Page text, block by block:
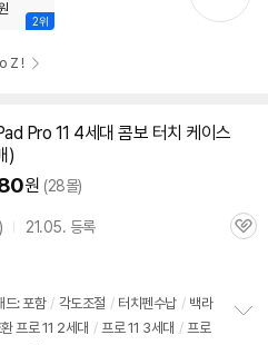
2위
Z !
Pro 11 4세대 콤보 터치 케이스
)
원 (28몰)
21.05. 등록
관
드: 포함 / 각도조절 / 터치펜수납 / 백라
프로11 2세대 / 프로11 3세대 / 프로